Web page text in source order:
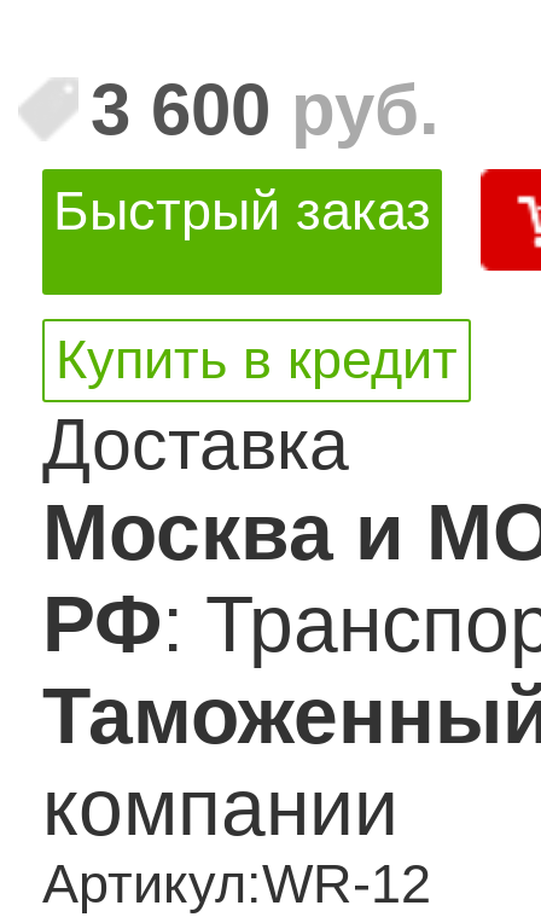
3 600 руб.
Быстрый заказ
Купить в кредит
Доставка
Москва и
РФ:
компании
Артикул:WR-12